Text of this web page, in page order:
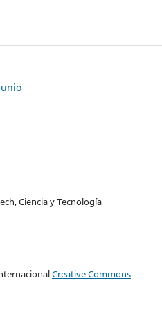
Ciencia y Tecnología
Creative Commons